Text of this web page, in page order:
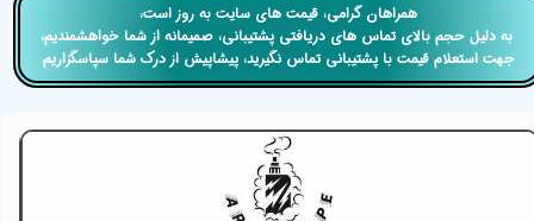
​​همراهان گرامی، قیمت های سایت به روز است،
​​​​​​​ به دلیل حجم بالای تماس های دریافتی پشتیبانی، صمیمانه از شما خواهشمندیم،
جهت استعلام قیمت با پشتیبانی تماس نگیرید، پیشاپیش از درک شما سپاسگزاریم